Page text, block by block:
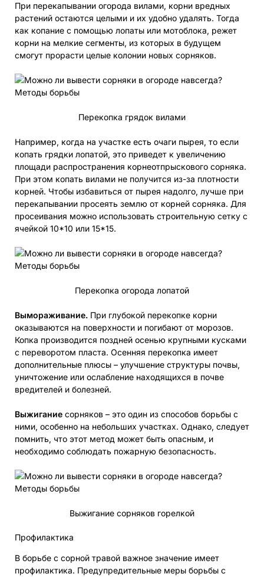
При перекапывании огорода вилами, корни вредных
растений остаются целыми и их удобно удалять. Тогда
как копание с помощью лопаты или мотоблока, режет
корни на мелкие сегменты, из которых в будущем
смогут прорасти целые колонии новых сорняков.
Перекопка грядок вилами
Например, когда на участке есть очаги пырея, то если
копать грядки лопатой, это приведет к увеличению
площади распространения корнеотпрыскового сорняка.
При этом копать вилами не получится из-за плотности
корней. Чтобы избавиться от пырея надолго, лучше при
перекапывании просеять землю от корней сорняка. Для
просеивания можно использовать строительную сетку с
ячейкой 10*10 или 15*15.
Перекопка огорода лопатой
Вымораживание. При глубокой перекопке корни
оказываются на поверхности и погибают от морозов.
Копка производится поздней осенью крупными кусками
с переворотом пласта. Осенняя перекопка имеет
дополнительные плюсы – улучшение структуры почвы,
уничтожение или ослабление находящихся в почве
вредителей и болезней.
Выжигание сорняков – это один из способов борьбы с
ними, особенно на небольших участках. Однако, следует
помнить, что этот метод может быть опасным, и
необходимо соблюдать пожарную безопасность.
Выжигание сорняков горелкой
Профилактика
В борьбе с сорной травой важное значение имеет
профилактика. Предупредительные меры борьбы с